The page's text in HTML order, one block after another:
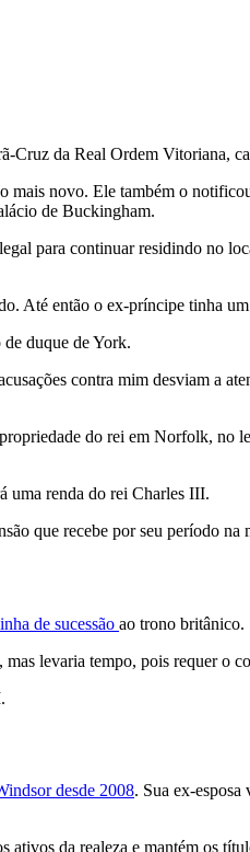
da Real Ordem Vitoriana,
novo. Ele também o
de Buckingham.
para continuar residindo no
Até então o ex-príncipe tinha
duque de York.
contra mim desviam a
do rei em Norfolk, no
uma renda do rei Charles III.
que recebe por seu período
de sucessão ao trono britânico.
levaria tempo, pois requer o
desde 2008. Sua ex-
ativos da realeza e mantém os